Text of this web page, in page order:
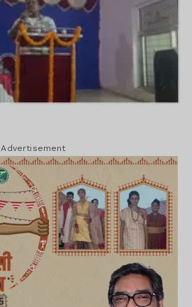
Advertisement